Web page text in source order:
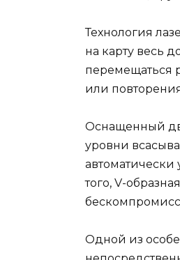
Технология
на карту весь
перемещаться
или
Оснащенный
уровни
того, V-
Одной из